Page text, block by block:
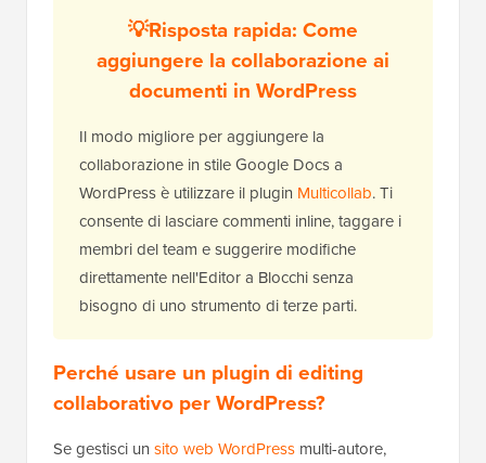
💡Risposta rapida: Come
aggiungere la collaborazione ai
documenti in WordPress
Il modo migliore per aggiungere la
collaborazione in stile Google Docs a
WordPress è utilizzare il plugin Multicollab. Ti
consente di lasciare commenti inline, taggare i
membri del team e suggerire modifiche
direttamente nell'Editor a Blocchi senza
bisogno di uno strumento di terze parti.
Perché usare un plugin di editing
collaborativo per WordPress?
Se gestisci un sito web WordPress multi-autore,